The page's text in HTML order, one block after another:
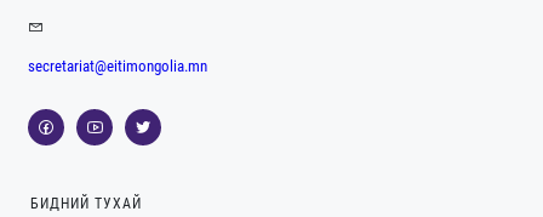
secretariat@eitimongolia.mn
БИДНИЙ ТУХАЙ